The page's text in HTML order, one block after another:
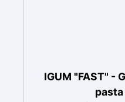
IGUM "FAST" -